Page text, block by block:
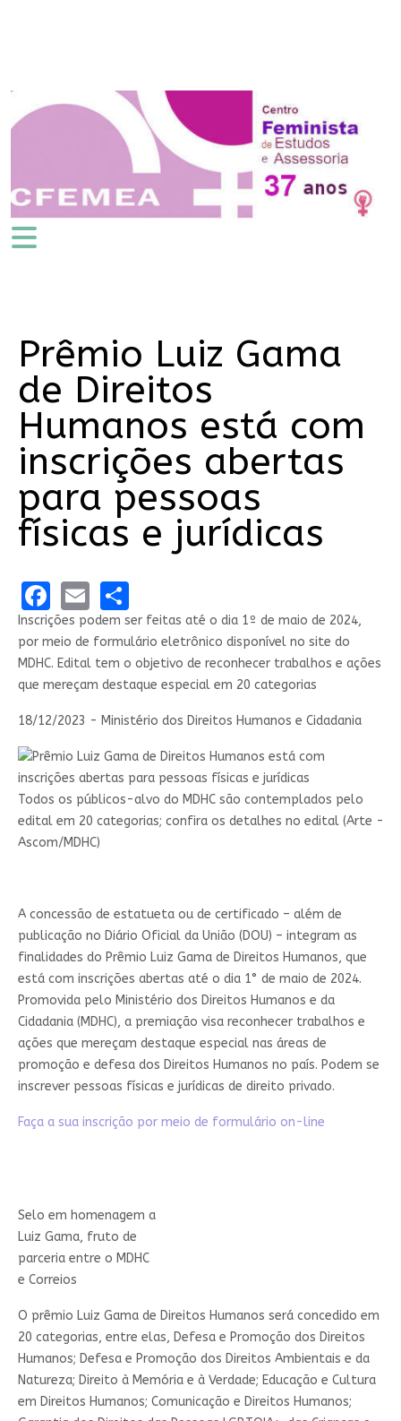
Prêmio Luiz Gama
de Direitos
Humanos está com
inscrições abertas
para pessoas
físicas e jurídicas
Facebook
EmailShare
Inscrições podem ser feitas até o dia 1º de maio de 2024,
por meio de formulário eletrônico disponível no site do
MDHC. Edital tem o objetivo de reconhecer trabalhos e ações
que mereçam destaque especial em 20 categorias
18/12/2023 - Ministério dos Direitos Humanos e Cidadania
Todos os públicos-alvo do MDHC são contemplados pelo
edital em 20 categorias; confira os detalhes no edital (Arte -
Ascom/MDHC)
A concessão de estatueta ou de certificado – além de
publicação no Diário Oficial da União (DOU) – integram as
finalidades do Prêmio Luiz Gama de Direitos Humanos, que
está com inscrições abertas até o dia 1° de maio de 2024.
Promovida pelo Ministério dos Direitos Humanos e da
Cidadania (MDHC), a premiação visa reconhecer trabalhos e
ações que mereçam destaque especial nas áreas de
promoção e defesa dos Direitos Humanos no país. Podem se
inscrever pessoas físicas e jurídicas de direito privado.
Faça a sua inscrição por meio de formulário on-line
Selo em homenagem a
Luiz Gama, fruto de
parceria entre o MDHC
e Correios
O prêmio Luiz Gama de Direitos Humanos será concedido em
20 categorias, entre elas, Defesa e Promoção dos Direitos
Humanos; Defesa e Promoção dos Direitos Ambientais e da
Natureza; Direito à Memória e à Verdade; Educação e Cultura
em Direitos Humanos; Comunicação e Direitos Humanos;